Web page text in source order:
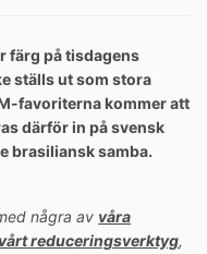
färg på tisdagens
ställs ut som stora
favoriterna kommer att
därför in på svensk
brasiliansk samba.
några av våra
reduceringsverktyg,